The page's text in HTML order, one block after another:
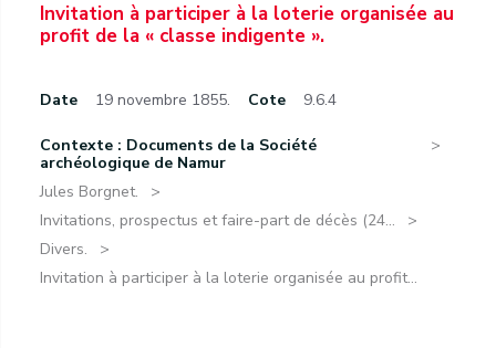
Invitation à participer à la loterie organisée au
profit de la « classe indigente ».
Date 19 novembre 1855. Cote 9.6.4
Contexte : Documents de la Société
archéologique de Namur
Jules Borgnet.
Invitations, prospectus et faire-part de décès (24...
Divers.
Invitation à participer à la loterie organisée au profit...